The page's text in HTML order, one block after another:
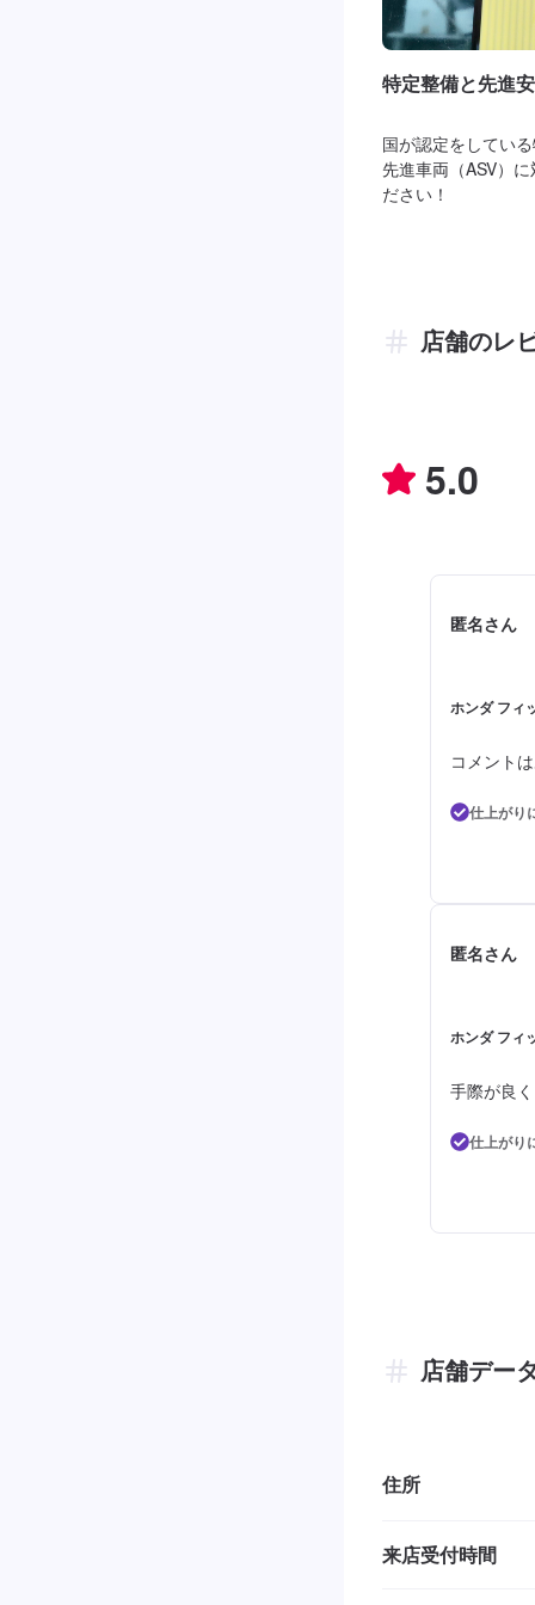
特定整備と先進
国が認定をしてい
先進車両（ASV）
ださい！
店舗のレ
5.0
匿名さん
ホンダ フィ
コメント
仕上がり
匿名さん
ホンダ フィ
手際が良
仕上がり
店舗デー
住所
来店受付時間